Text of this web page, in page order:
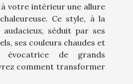
votre intérieur une allure
Ce style, à la
séduit par ses
ses couleurs chaudes et
évocatrice de grands
comment transformer